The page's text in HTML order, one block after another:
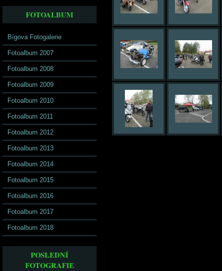
FOTOALBUM
Bígova Fotogalerie
Fotoalbum 2007
Fotoalbum 2008
Fotoalbum 2009
Fotoalbum 2010
Fotoalbum 2011
Fotoalbum 2012
Fotoalbum 2013
Fotoalbum 2014
Fotoalbum 2015
Fotoalbum 2016
Fotoalbum 2017
Fotoalbum 2018
POSLEDNÍ
FOTOGRAFIE